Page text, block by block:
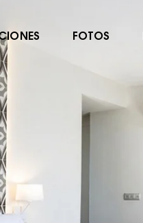
FOTOS